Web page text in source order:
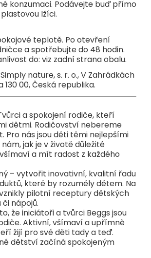
konzumaci. Podávejte buď přímo
lžíci.
teplotě. Po otevření
a spotřebujte do 48 hodin.
do: viz zadní strana obalu.
Simply nature, s. r. o., V Zahrádkách
130 00, Česká republika.
a spokojení rodiče, kteří
dětmi. Rodičovství nebereme
Pro nás jsou děti těmi nejlepšími
jak je v životě důležité
a mít radost z každého
– vytvořit inovativní, kvalitní řadu
které by rozuměly dětem. Na
pilotní receptury dětských
nápojů.
že iniciátoři a tvůrci Beggs jsou
Aktivní, všímaví a upřímně
žijí pro své děti tady a teď.
dětství začíná spokojeným